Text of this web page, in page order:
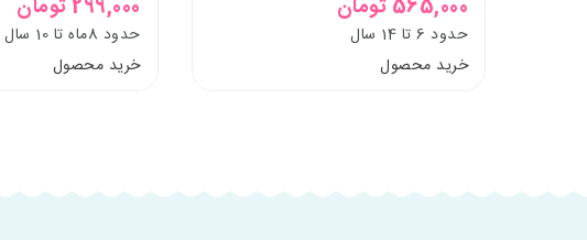
565,000 تومان
حدود 6 تا 14 سال
خرید محصول
299,000 تومان
حدود 8ماه تا 10 سال
خرید محصول